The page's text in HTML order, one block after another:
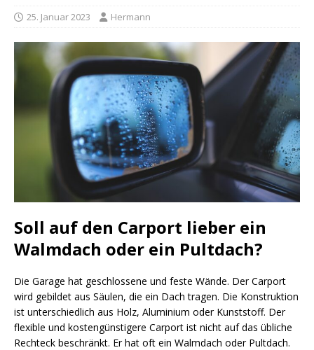
25. Januar 2023 Hermann
Soll auf den Carport lieber ein
Walmdach oder ein Pultdach?
Die Garage hat geschlossene und feste Wände. Der Carport
wird gebildet aus Säulen, die ein Dach tragen. Die Konstruktion
ist unterschiedlich aus Holz, Aluminium oder Kunststoff. Der
flexible und kostengünstigere Carport ist nicht auf das übliche
Rechteck beschränkt. Er hat oft ein Walmdach oder Pultdach.